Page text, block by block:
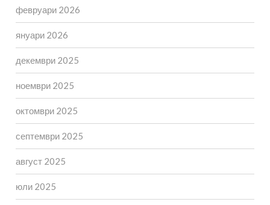
февруари 2026
януари 2026
декември 2025
ноември 2025
октомври 2025
септември 2025
август 2025
юли 2025